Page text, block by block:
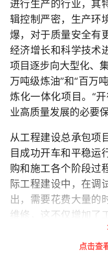
进行生产的行业，其
辑控制严密，生产环
爆，对于质量安全有
经济增长和科学技术
项目逐步向大型化、
万吨级炼油”和“百万
炼化一体化项目。“
业高质量发展的必要保
从工程建设总承包项
目成功开车和平稳运
购和施工各个阶段过
际工程建设中，在调
出，需要花费大量的
维修，这不仅增加了
且对业主满意评价造
车阶段发现的问题，
点击查